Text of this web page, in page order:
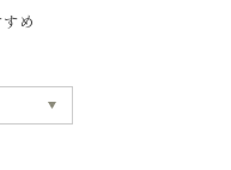
め